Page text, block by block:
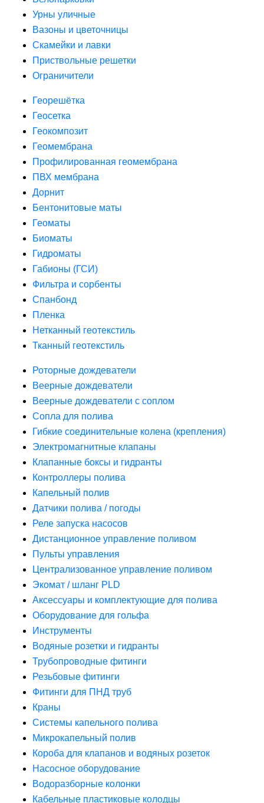
Урны уличные
Вазоны и цветочницы
Скамейки и лавки
Приствольные решетки
Ограничители
Георешётка
Геосетка
Геокомпозит
Геомембрана
Профилированная геомембрана
ПВХ мембрана
Дорнит
Бентонитовые маты
Геоматы
Биоматы
Гидроматы
Габионы (ГСИ)
Фильтра и сорбенты
Спанбонд
Пленка
Нетканный геотекстиль
Тканный геотекстиль
Роторные дождеватели
Веерные дождеватели
Веерные дождеватели с соплом
Сопла для полива
Гибкие соединительные колена (крепления)
Электромагнитные клапаны
Клапанные боксы и гидранты
Контроллеры полива
Капельный полив
Датчики полива / погоды
Реле запуска насосов
Дистанционное управление поливом
Пульты управления
Централизованное управление поливом
Экомат / шланг PLD
Аксессуары и комплектующие для полива
Оборудование для гольфа
Инструменты
Водяные розетки и гидранты
Трубопроводные фитинги
Резьбовые фитинги
Фитинги для ПНД труб
Краны
Системы капельного полива
Микрокапельный полив
Короба для клапанов и водяных розеток
Насосное оборудование
Водоразборные колонки
Кабельные пластиковые колодцы